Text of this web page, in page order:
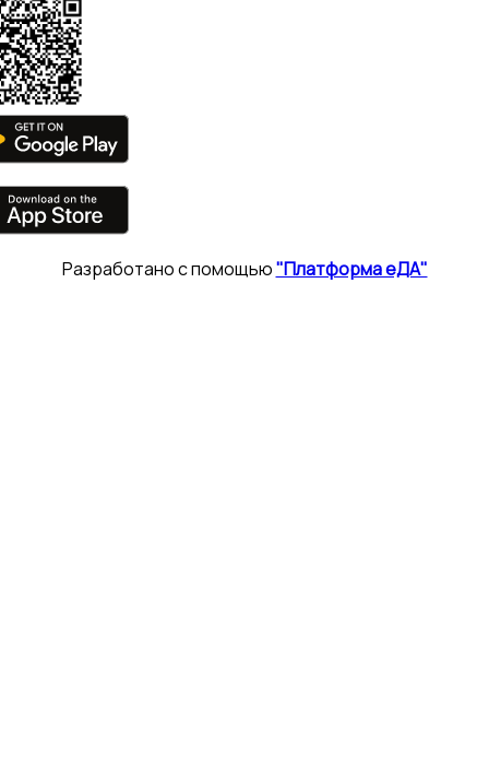
Разработано с помощью"Платформа еДА"